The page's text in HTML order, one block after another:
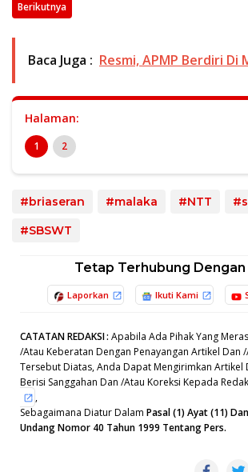
Berikutnya
Baca Juga : Resmi, APMP Berdiri Di
Halaman:
1 2
#briaseran #malaka #NTT
#SBSWT
Tetap Terhubung Dengan
Laporkan Ikuti Kami
CATATAN REDAKSI: Apabila Ada Pihak Yang
/Atau Keberatan Dengan Penayangan Artikel Dan
Tersebut Diatas, Anda Dapat Mengirimkan Artikel
Berisi Sanggahan Dan /Atau Koreksi Kepada
,
Sebagaimana Diatur Dalam Pasal (1) Ayat (11)
Undang Nomor 40 Tahun 1999 Tentang Pers.